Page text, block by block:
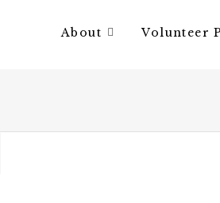
About Volunteer